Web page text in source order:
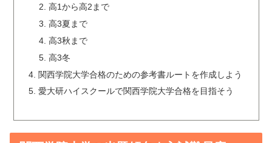
高1から高2まで
高3夏まで
高3秋まで
高3冬
関西学院大学合格のための参考書ルートを作成しよう
愛大研ハイスクールで関西学院大学合格を目指そう